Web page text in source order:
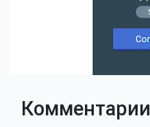
Комментарии